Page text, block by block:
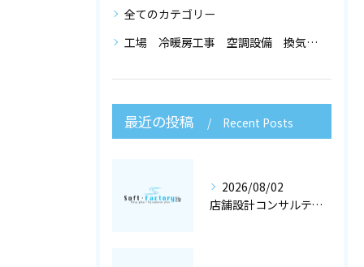
全てのカテゴリー
工場 冷暖房工事 空調設備 換気設備 店舗設計
最近の投稿 Recent Posts
2026/08/02
店舗設計コンサルティングと冷暖房工事で快適な空調設備を大阪府大阪市で実現するポイント